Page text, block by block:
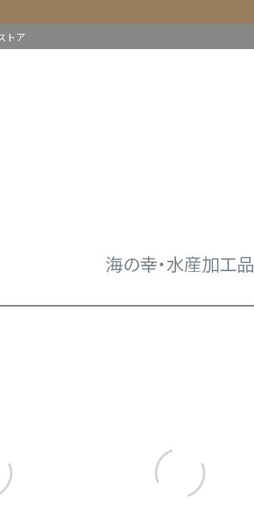
トア
海の幸・水産加工品